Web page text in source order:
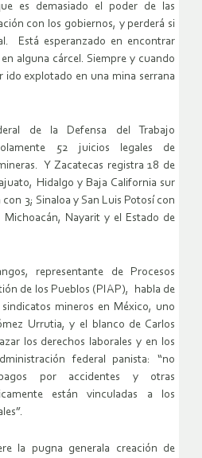
es demasiado el poder de las
con los gobiernos, y perderá si
Está esperanzado en encontrar
alguna cárcel. Siempre y cuando
ido explotado en una mina serrana
de la Defensa del Trabajo
52 juicios legales de
Y Zacatecas registra 18 de
Hidalgo y Baja California sur
3; Sinaloa y San Luis Potosí con
Michoacán, Nayarit y el Estado de
representante de Procesos
de los Pueblos (PIAP), habla de
mineros en México, uno
Urrutia, y el blanco de Carlos
los derechos laborales y en los
federal panista: “no
por accidentes y otras
están vinculadas a los
la pugna generala creación de